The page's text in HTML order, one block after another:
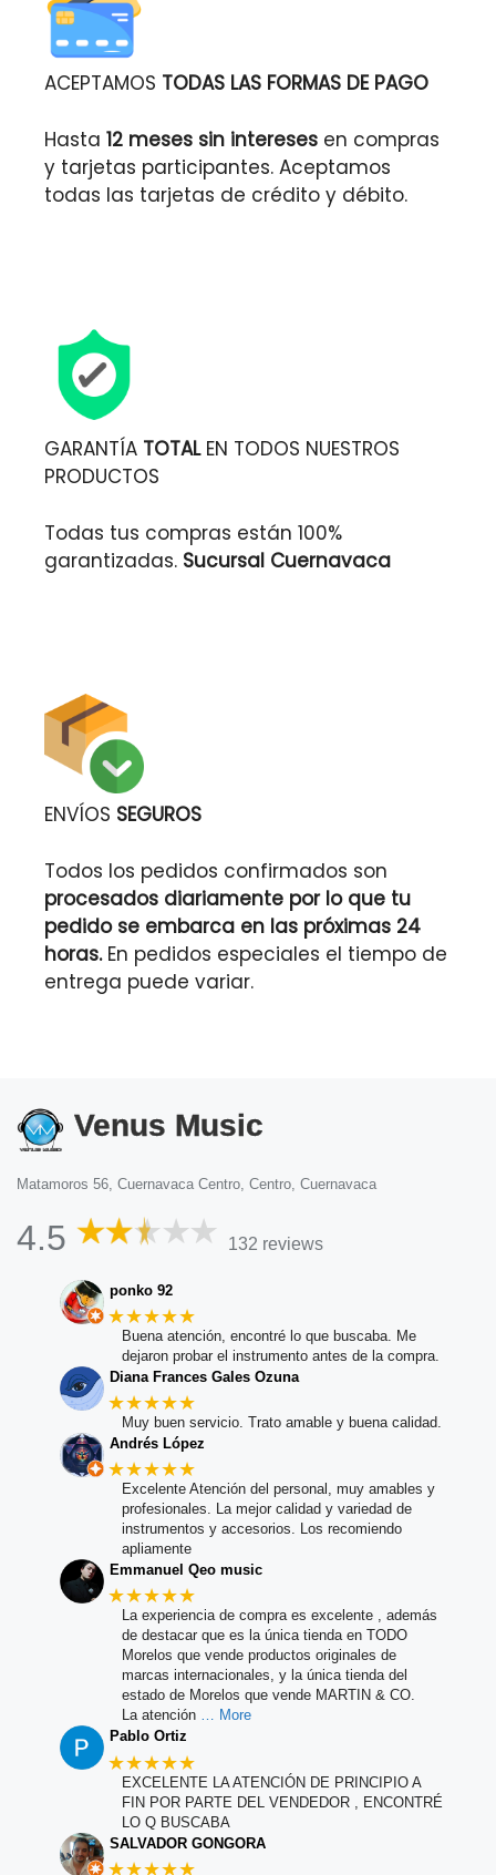
ACEPTAMOS TODAS LAS FORMAS DE PAGO
Hasta 12 meses sin intereses en compras
y tarjetas participantes. Aceptamos
todas las tarjetas de crédito y débito.
GARANTÍA TOTALEN TODOS NUESTROS
PRODUCTOS
Todas tus compras están 100%
garantizadas. Sucursal Cuernavaca
ENVÍOS SEGUROS
Todos los pedidos confirmados son
procesados diariamente por lo que tu
pedido se embarca en las próximas 24
horas.En pedidos especiales el tiempo de
entrega puede variar.
Venus Music
Matamoros 56, Cuernavaca Centro, Centro, Cuernavaca
4.5 132 reviews
ponko 92
★★★★★
Buena atención, encontré lo que buscaba. Me
dejaron probar el instrumento antes de la compra.
Diana Frances Gales Ozuna
★★★★★
Muy buen servicio. Trato amable y buena calidad.
Andrés López
★★★★★
Excelente Atención del personal, muy amables y
profesionales. La mejor calidad y variedad de
instrumentos y accesorios. Los recomiendo
apliamente
Emmanuel Qeo music
★★★★★
La experiencia de compra es excelente , además
de destacar que es la única tienda en TODO
Morelos que vende productos originales de
marcas internacionales, y la única tienda del
estado de Morelos que vende MARTIN & CO.
La atención … More
Pablo Ortiz
★★★★★
EXCELENTE LA ATENCIÓN DE PRINCIPIO A
FIN POR PARTE DEL VENDEDOR , ENCONTRÉ
LO Q BUSCABA
SALVADOR GONGORA
★★★★★